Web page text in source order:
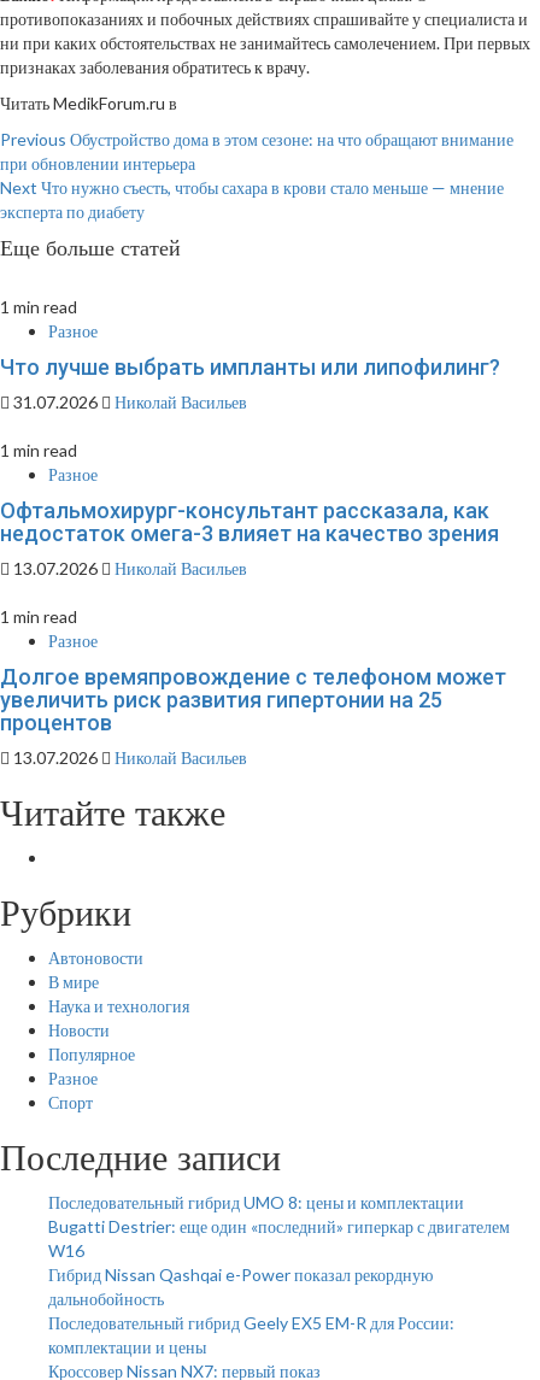
противопоказаниях и побочных действиях спрашивайте у специалиста и
ни при каких обстоятельствах не занимайтесь самолечением. При первых
признаках заболевания обратитесь к врачу.
Читать MedikForum.ru в
Continue
Reading
Previous Обустройство дома в этом сезоне: на что обращают внимание
при обновлении интерьера
Next Что нужно съесть, чтобы сахара в крови стало меньше — мнение
эксперта по диабету
Еще больше статей
1 min read
Разное
Что лучше выбрать импланты или липофилинг?
31.07.2026 Николай Васильев
1 min read
Разное
Офтальмохирург-консультант рассказала, как
недостаток омега-3 влияет на качество зрения
13.07.2026 Николай Васильев
1 min read
Разное
Долгое времяпровождение с телефоном может
увеличить риск развития гипертонии на 25
процентов
13.07.2026 Николай Васильев
Читайте также
Рубрики
Автоновости
В мире
Наука и технология
Новости
Популярное
Разное
Спорт
Последние записи
Последовательный гибрид UMO 8: цены и комплектации
Bugatti Destrier: еще один «последний» гиперкар с двигателем
W16
Гибрид Nissan Qashqai e-Power показал рекордную
дальнобойность
Последовательный гибрид Geely EX5 EM-R для России:
комплектации и цены
Кроссовер Nissan NX7: первый показ